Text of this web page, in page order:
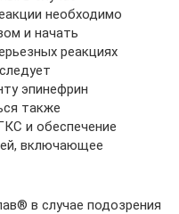
необходимо
и начать
реакциях
эпинефрин
также
и обеспечение
включающее
в случае подозрения